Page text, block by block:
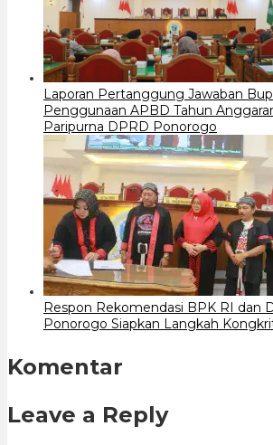
Laporan Pertanggung Jawaban
Penggunaan APBD Tahun
Paripurna DPRD Ponorogo
Respon Rekomendasi BPK RI dan
Ponorogo Siapkan Langkah
Komentar
Leave a Reply